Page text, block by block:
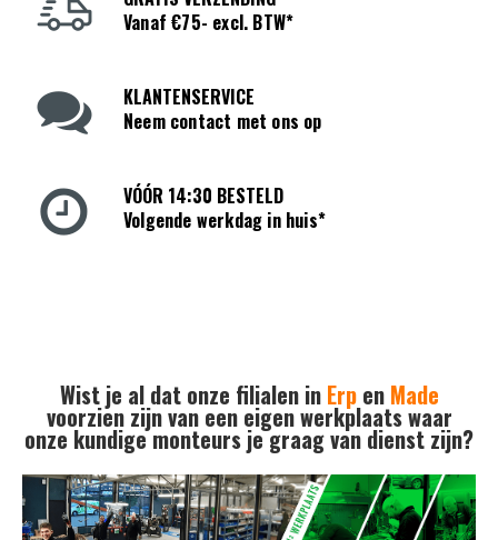
Vanaf €75- excl. BTW*
KLANTENSERVICE
Neem contact met ons op
VÓÓR 14:30 BESTELD
Volgende werkdag in huis*
Wist je al dat onze filialen in Erpen Made
voorzien zijn van een eigen werkplaats waar
onze kundige monteurs je graag van dienst zijn?